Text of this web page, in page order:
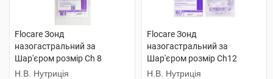
Flocare Зонд
назогастральний за
Шар'єром розмір Ch 8
довжина 110 см 1 шт
Н.В. Нутриція
Flocare Зонд
назогастральний за
Шар'єром розмір Ch12
довжина 110 см 1 шт
Н.В. Нутриція